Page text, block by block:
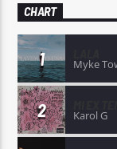
CHART
1 Myke
2 Karol G